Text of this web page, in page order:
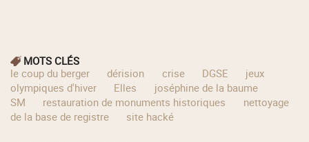
MOTS CLÉS
le coup du berger
dérision crise DGSE
jeux
olympiques d'hiver
Elles
joséphine de la baume
SM
restauration de monuments historiques
nettoyage
de la base de registre
site hacké